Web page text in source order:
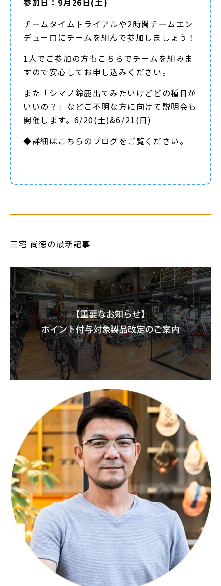
チームタイムトライアルや2時間チームエン
デューロにチームを組んで参加しましょう！
1人でご参加の方もこちらでチームを組みま
すので安心してお申し込みください。
また「シマノ鈴鹿出てみたいけどどの種目が
いいの？」などご不明な方に向けて説明会も
開催します。6/20(土)&6/21(日)
◆詳細はこちらのブログをご覧ください。
三宅 尚徳の最新記事